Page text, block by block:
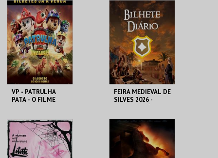
FIARTIL
MAIS INFO
COMPRAR
CINEMAS CINEMAX
PENAFIEL
MAIS INFO
COMPRAR
VP - PATRULHA
PATA - O FILME
CINEMAS CINEMAX
PENAFIEL
MAIS INFO
FEIRA MEDIEVAL DE
SILVES 2026 -
CENTRO HISTÓRICO
SILVES
MAIS INFO